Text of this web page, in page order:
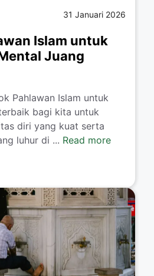
31 Januari 2026
Islam untuk
Juang
Pahlawan Islam untuk
bagi kita untuk
diri yang kuat serta
luhur di ... Read more